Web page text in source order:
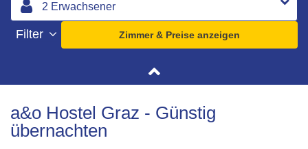
Filter Zimmer & Preise anzeigen
a&o Hostel Graz - Günstig
übernachten